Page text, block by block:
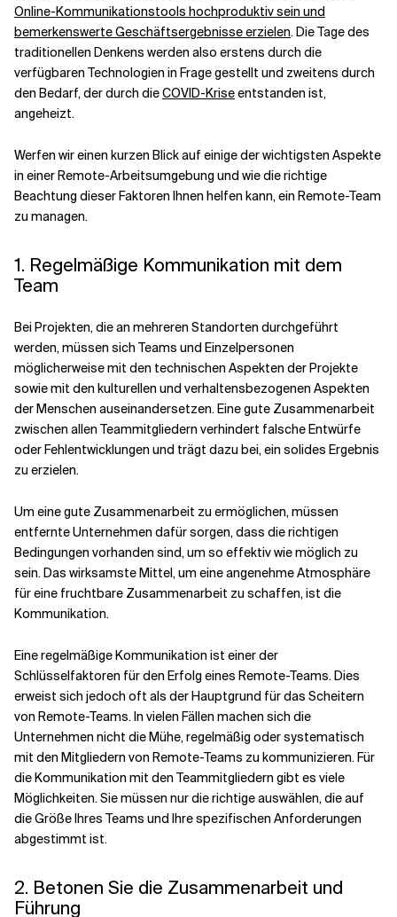
Online-Kommunikationstools hochproduktiv sein und
bemerkenswerte Geschäftsergebnisse erzielen. Die Tage des
traditionellen Denkens werden also erstens durch die
verfügbaren Technologien in Frage gestellt und zweitens durch
den Bedarf, der durch dieCOVID-Kriseentstanden ist,
angeheizt.
Werfen wir einen kurzen Blick auf einige der wichtigsten Aspekte
in einer Remote-Arbeitsumgebung und wie die richtige
Beachtung dieser Faktoren Ihnen helfen kann, ein Remote-Team
zu managen.
1. Regelmäßige Kommunikation mit dem
Team
Bei Projekten, die an mehreren Standorten durchgeführt
werden, müssen sich Teams und Einzelpersonen
möglicherweise mit den technischen Aspekten der Projekte
sowie mit den kulturellen und verhaltensbezogenen Aspekten
der Menschen auseinandersetzen. Eine gute Zusammenarbeit
zwischen allen Teammitgliedern verhindert falsche Entwürfe
oder Fehlentwicklungen und trägt dazu bei, ein solides Ergebnis
zu erzielen.
Um eine gute Zusammenarbeit zu ermöglichen, müssen
entfernte Unternehmen dafür sorgen, dass die richtigen
Bedingungen vorhanden sind, um so effektiv wie möglich zu
sein. Das wirksamste Mittel, um eine angenehme Atmosphäre
für eine fruchtbare Zusammenarbeit zu schaffen, ist die
Kommunikation.
Eine regelmäßige Kommunikation ist einer der
Schlüsselfaktoren für den Erfolg eines Remote-Teams. Dies
erweist sich jedoch oft als der Hauptgrund für das Scheitern
von Remote-Teams. In vielen Fällen machen sich die
Unternehmen nicht die Mühe, regelmäßig oder systematisch
mit den Mitgliedern von Remote-Teams zu kommunizieren. Für
die Kommunikation mit den Teammitgliedern gibt es viele
Möglichkeiten. Sie müssen nur die richtige auswählen, die auf
die Größe Ihres Teams und Ihre spezifischen Anforderungen
abgestimmt ist.
2. Betonen Sie die Zusammenarbeit und
Führung